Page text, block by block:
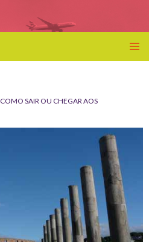
COMO SAIR OU CHEGAR AOS